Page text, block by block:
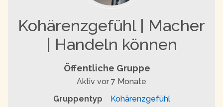
Kohärenzgefühl | Macher
| Handeln können
Öffentliche Gruppe
Aktiv vor 7 Monate
Gruppentyp
Kohärenzgefühl